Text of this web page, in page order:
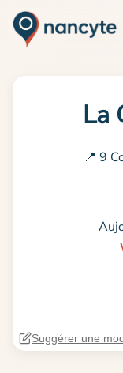
La
📍 9
Suggérer une